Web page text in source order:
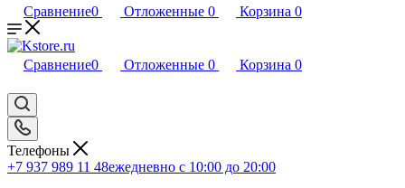
Сравнение0 Отложенные 0 Корзина 0
Сравнение0 Отложенные 0 Корзина 0
Телефоны
+7 937 989 11 48ежедневно с 10:00 до 20:00